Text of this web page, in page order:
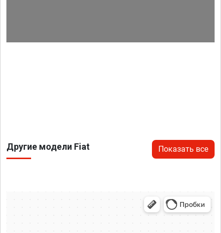
Другие модели Fiat Показать все